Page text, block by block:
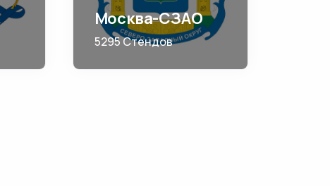
Москва-СЗАО
5295 Стендов